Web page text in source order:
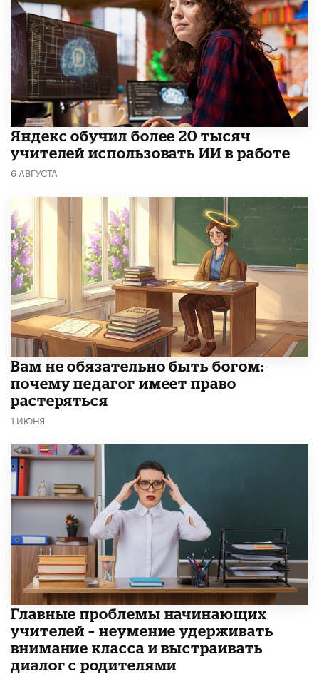
​Яндекс обучил более 20 тысяч
учителей использовать ИИ в работе
6 АВГУСТА
​Вам не обязательно быть богом:
почему педагог имеет право
растеряться
1 ИЮНЯ
Главные проблемы начинающих
учителей – неумение удерживать
внимание класса и выстраивать
диалог с родителями